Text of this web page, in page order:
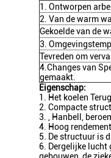
1. Ontworpen
2. Van de warm
Gekoelde van de
3.
Tevreden om
4.Changes van
gemaakt.
Eigenschap:
1. Het koelen
2. Compacte
3. , Hanbell,
4. Hoog
5. De structuur is
6. Dergelijke